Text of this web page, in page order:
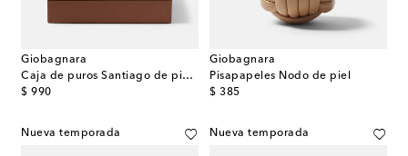
Giobagnara
Caja de puros Santiago de piel y madera
$ 990
original price
Giobagnara
Pisapapeles Nodo de piel
$ 385
original price
Nueva temporada Nueva temporada